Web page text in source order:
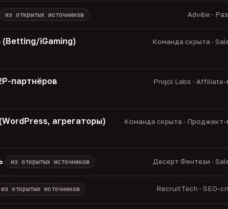
из открытых источников Advibe ·
iGaming) Команда скрыта ·
партнёров Priqol Labs ·
агрегаторы) Команда скрыта · Проджект-
из открытых источников Десерт Фентези ·
из открытых источников RecruitTech · SEO-